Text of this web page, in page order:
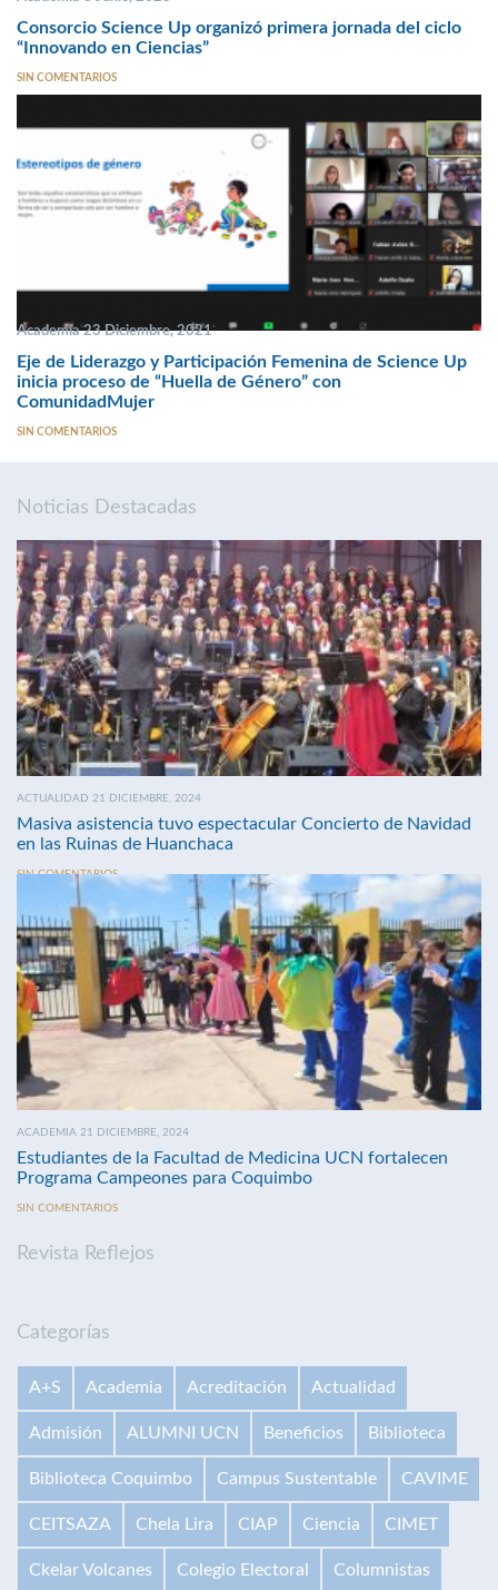
Consorcio Science Up organizó primera jornada del ciclo
“Innovando en Ciencias”
SIN COMENTARIOS
Academia 23 Diciembre, 2021
Eje de Liderazgo y Participación Femenina de Science Up
inicia proceso de “Huella de Género” con
ComunidadMujer
SIN COMENTARIOS
Noticias Destacadas
ACTUALIDAD 21 DICIEMBRE, 2024
Masiva asistencia tuvo espectacular Concierto de Navidad
en las Ruinas de Huanchaca
SIN COMENTARIOS
ACADEMIA 21 DICIEMBRE, 2024
Estudiantes de la Facultad de Medicina UCN fortalecen
Programa Campeones para Coquimbo
SIN COMENTARIOS
Revista Reflejos
Categorías
A+S Academia Acreditación Actualidad
Admisión ALUMNI UCN Beneficios Biblioteca
Biblioteca Coquimbo Campus Sustentable CAVIME
CEITSAZA Chela Lira CIAP Ciencia CIMET
Ckelar Volcanes Colegio Electoral Columnistas